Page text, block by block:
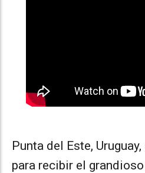
Punta del Este,
para recibir el